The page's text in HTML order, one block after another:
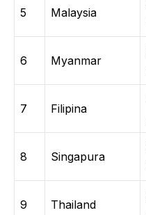
5 Malaysia
6 Myanmar
7 Filipina
8 Singapura
9 Thailand